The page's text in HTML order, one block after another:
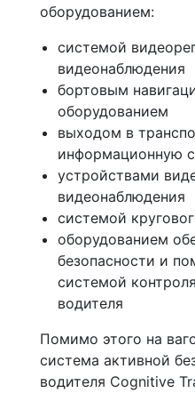
оборудованием:
системой
видеонаблюдения
бортовым
оборудованием
выходом в
информационную
устройствами
видеонаблюдения
системой
оборудованием
безопасности и
системой
водителя
Помимо этого на
система активной
водителя Cognitive